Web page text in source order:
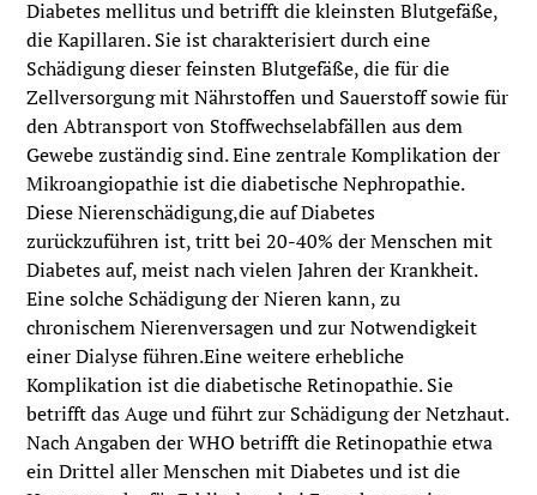
Diabetes mellitus und betrifft die kleinsten Blutgefäße,
die Kapillaren. Sie ist charakterisiert durch eine
Schädigung dieser feinsten Blutgefäße, die für die
Zellversorgung mit Nährstoffen und Sauerstoff sowie für
den Abtransport von Stoffwechselabfällen aus dem
Gewebe zuständig sind. Eine zentrale Komplikation der
Mikroangiopathie ist die diabetische Nephropathie.
Diese Nierenschädigung,die auf Diabetes
zurückzuführen ist, tritt bei 20-40% der Menschen mit
Diabetes auf, meist nach vielen Jahren der Krankheit.
Eine solche Schädigung der Nieren kann, zu
chronischem Nierenversagen und zur Notwendigkeit
einer Dialyse führen.Eine weitere erhebliche
Komplikation ist die diabetische Retinopathie. Sie
betrifft das Auge und führt zur Schädigung der Netzhaut.
Nach Angaben der WHO betrifft die Retinopathie etwa
ein Drittel aller Menschen mit Diabetes und ist die